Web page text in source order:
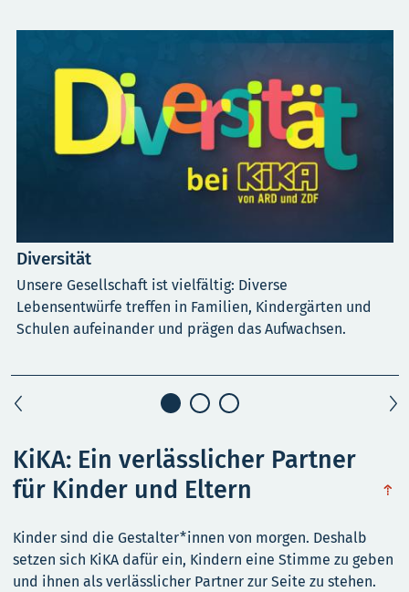
Diversität
Unsere Gesellschaft ist vielfältig: Diverse
Lebensentwürfe treffen in Familien, Kindergärten und
Schulen aufeinander und prägen das Aufwachsen.
KiKA: Ein verlässlicher Partner
für Kinder und Eltern
Kinder sind die Gestalter*innen von morgen. Deshalb
setzen sich KiKA dafür ein, Kindern eine Stimme zu geben
und ihnen als verlässlicher Partner zur Seite zu stehen.